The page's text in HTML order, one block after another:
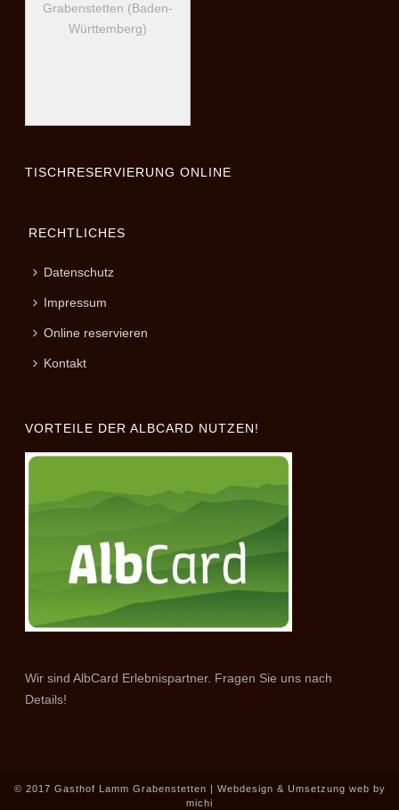
Grabenstetten (Baden-
Württemberg)
TISCHRESERVIERUNG ONLINE
RECHTLICHES
Datenschutz
Impressum
Online reservieren
Kontakt
VORTEILE DER ALBCARD NUTZEN!
Wir sind AlbCard Erlebnispartner. Fragen Sie uns nach
Details!
© 2017 Gasthof Lamm Grabenstetten | Webdesign & Umsetzung web by
michi